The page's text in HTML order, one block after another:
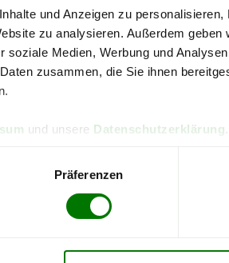
und Anzeigen zu
zu analysieren. Außerdem
soziale Medien, Werbung und
zusammen, die Sie ihnen
und unsere Datenschutzerklärung
Präferenzen
kostenlose
direkt online bestellen
aktuellen Stand